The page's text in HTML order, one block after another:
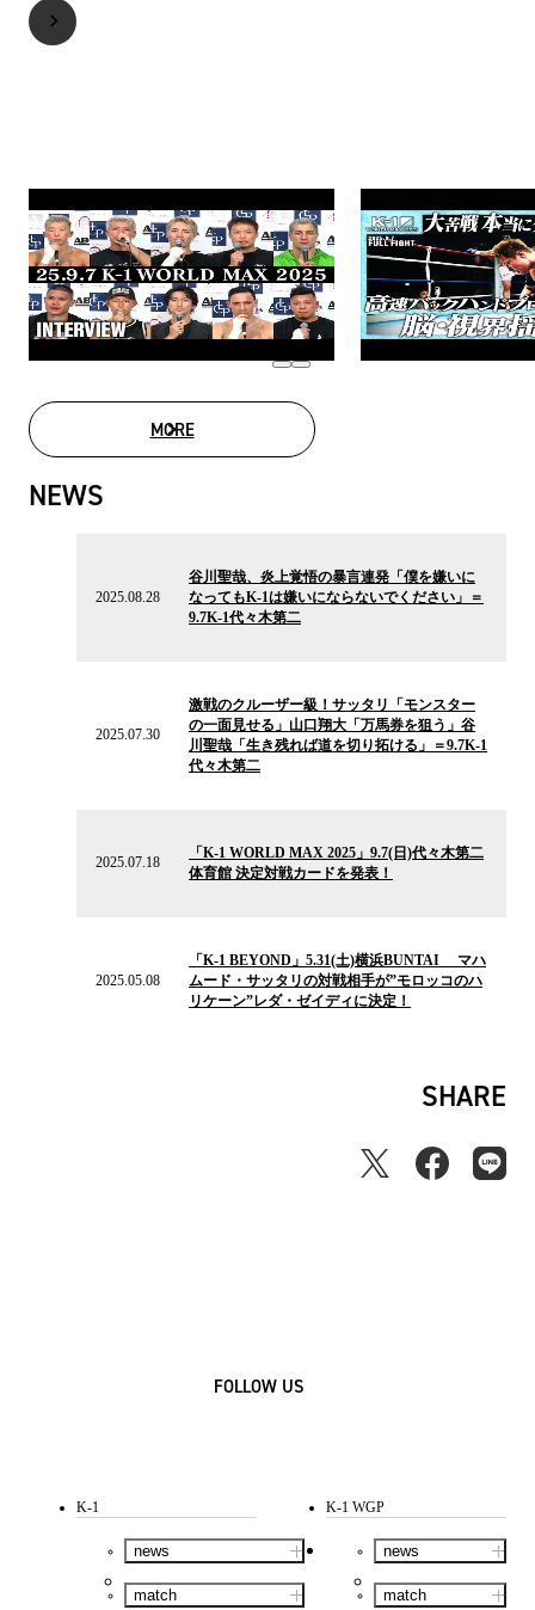
MOREMOVIE LIST
NEWS
2025.08.28
谷川聖哉、炎上覚悟の暴言連発「僕を嫌いに
なってもK-1は嫌いにならないでください」＝
9.7K-1代々木第二
2025.07.30
激戦のクルーザー級！サッタリ「モンスター
の一面見せる」山口翔大「万馬券を狙う」谷
川聖哉「生き残れば道を切り拓ける」＝9.7K-1
代々木第二
2025.07.18
「K-1 WORLD MAX 2025」9.7(日)代々木第二
体育館 決定対戦カードを発表！
2025.05.08
「K-1 BEYOND」5.31(土)横浜BUNTAI マハ
ムード・サッタリの対戦相手が”モロッコのハ
リケーン”レダ・ゼイディに決定！
SHARE
FOLLOW US
K-1
news
match
K-1 WGP
news
match